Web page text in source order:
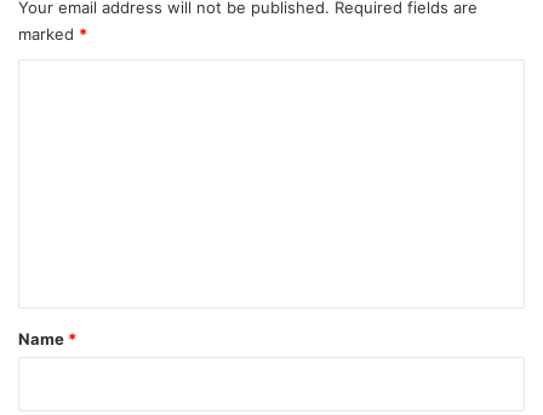
Your email address will not be published. Required fields are
marked *
*
Name *